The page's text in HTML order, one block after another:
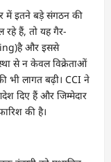
में इतने बड़े संगठन की
रहे हैं, तो यह गैर-
और इससे
से न केवल विक्रेताओं
भी लागत बढ़ी। CCI ने
दिए हैं और जिम्मेदार
की है।